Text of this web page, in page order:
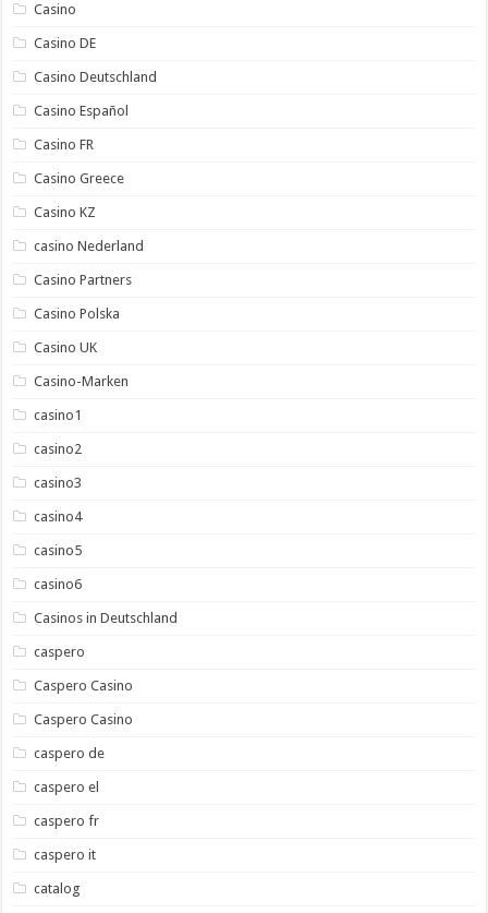
Casino
Casino DE
Casino Deutschland
Casino Español
Casino FR
Casino Greece
Casino KZ
casino Nederland
Casino Partners
Casino Polska
Casino UK
Casino-Marken
casino1
casino2
casino3
casino4
casino5
casino6
Casinos in Deutschland
caspero
Caspero Casino
Caspero Casino
caspero de
caspero el
caspero fr
caspero it
catalog